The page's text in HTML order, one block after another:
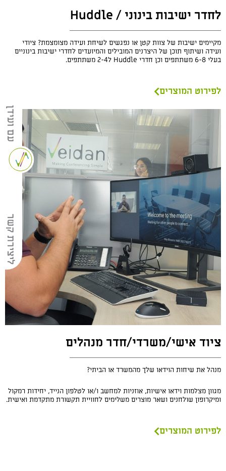
עם ועידן
ליצירת קשר
ציוד אישי/משרדי/חדר מנהלים
מנהל את שיחות הוידאו שלך מהמשרד או הביתי?
מגוון מצלמות וידאו אישיות, אוזניות למחשב ו/או לטלפון הנייד, יחידות רמקול
ומיקרופון שולחנים ושאר מוצרים משלימים לחוויית תקשורת מתקדמת ואישית.
לפירוט המוצרים
לחדר ישיבות בינוני / Huddle
מקיימים ישיבות של צוות קטן או נפגשים לשיחת ועידה מצומצמת? ציודי
ועידה ושיתוף תוכן של היצרנים המובילים והמיועדים לחדרי ישיבות בינוניים
בעלי 6-8 משתתפים וכן חדרי Huddle ל2-4 משתתפים.
לפירוט המוצרים